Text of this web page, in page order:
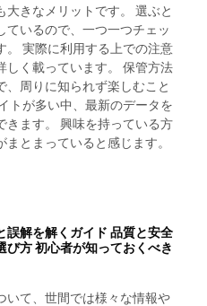
きなメリットです。 選ぶと
ているので、一つ一つチェッ
。 実際に利用する上での注意
しく載っています。 保管方法
周りに知られず楽しむこと
トが多い中、最新のデータを
きます。 興味を持っている方
とまっていると感じます。
誤解を解くガイド 品質と安全
方 初心者が知っておくべき
いて、世間では様々な情報や